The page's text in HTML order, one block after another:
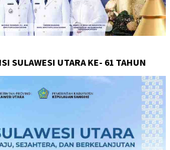
SULAWESI UTARA KE- 61 TAHUN